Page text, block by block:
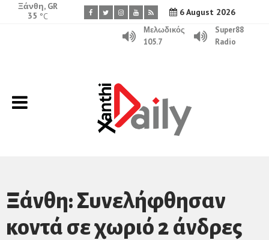
6 August 2026
Ξάνθη, GR
35 °C
Μελωδικός
105.7
Super88
Radio
Ξάνθη: Συνελήφθησαν
κοντά σε χωριό 2 άνδρες